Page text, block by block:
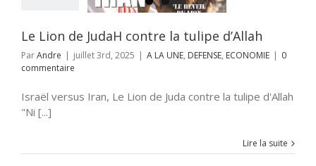
Le Lion de JudaH contre la tulipe d’Allah
ParAndre | juillet 3rd, 2025 | A LA UNE, DEFENSE, ECONOMIE | 0
commentaire
Israël versus Iran, Le Lion de Juda contre la tulipe d'Allah
"Ni [...]
Lire la suite